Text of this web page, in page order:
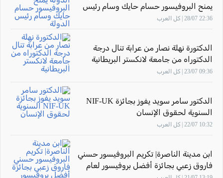
يمنح البروفيسور حسام حايك وسام رئيس
الدولة
22:36 28/07 | كل العرب
الدكتورة نهلة نصار من عرابة تنال درجة
الدكتوراه من جامعة لانكستر البريطانية
09:36 23/07 | كل العرب
الدكتور سامر سويد يفوز بجائزة NIF-UK
السنوية لحقوق الإنسان
10:32 22/07 | كل العرب
ابن مدينة الناصرة| تكريم البروفيسور حسني
فاروق زعبي بجائزة أفضل بروفيسور لعام